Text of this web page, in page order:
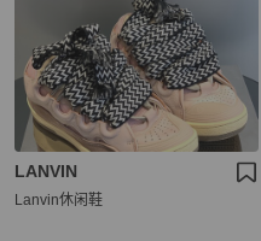
LANVIN
Lanvin休闲鞋